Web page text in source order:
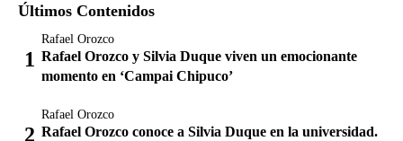
Últimos Contenidos
Rafael Orozco
Rafael Orozco y Silvia Duque viven un emocionante
momento en ‘Campai Chipuco’
Rafael Orozco
Rafael Orozco conoce a Silvia Duque en la universidad.